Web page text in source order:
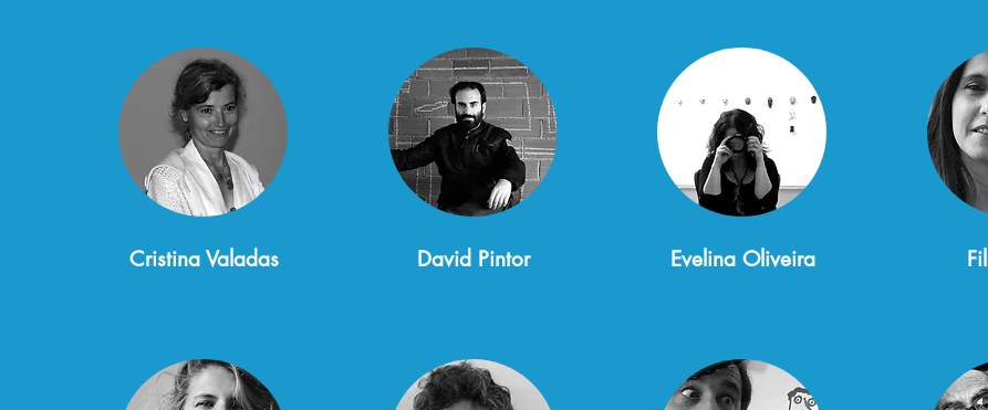
Cristina Valadas David Pintor Evelina Oliveira